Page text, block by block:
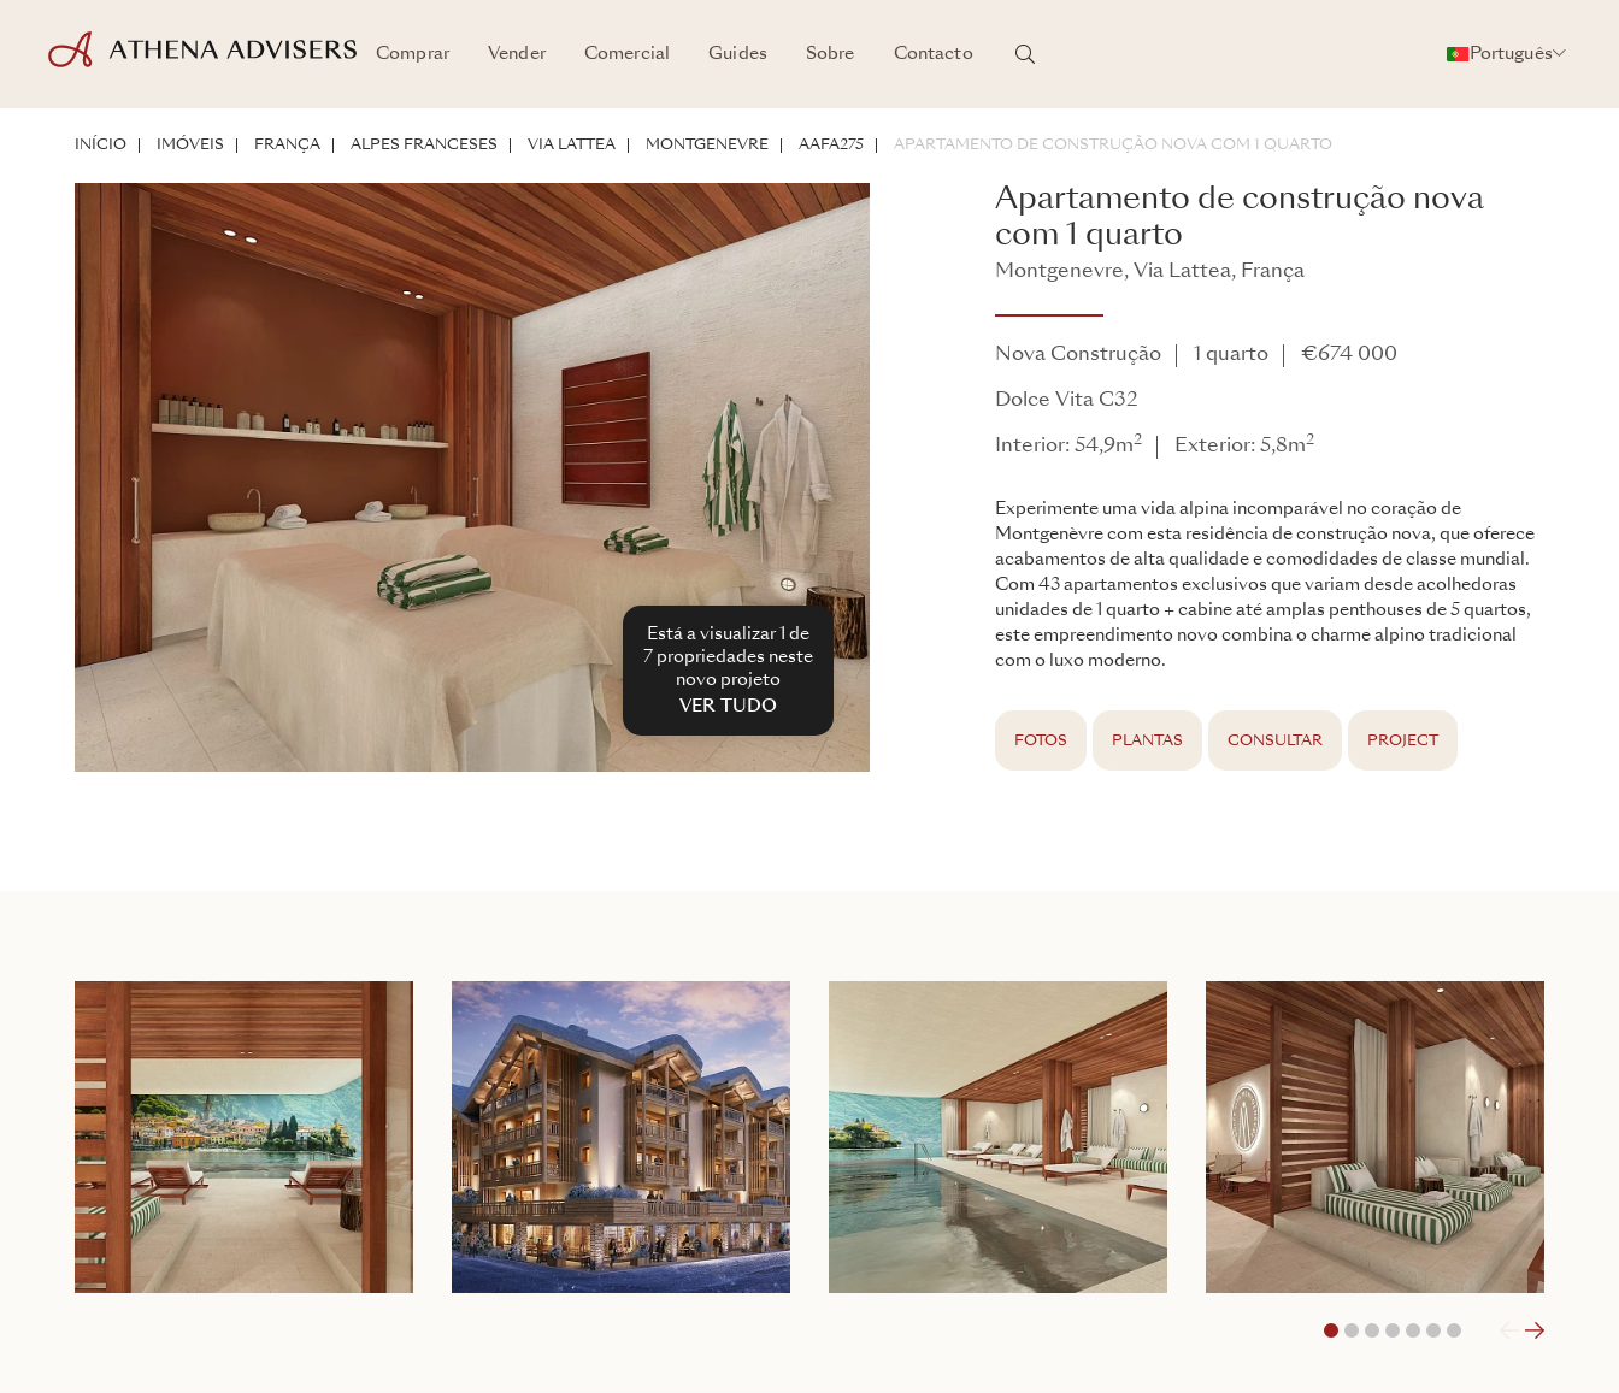
Comprar Vender Comercial Guides Sobre Contacto Português
INÍCIO IMÓVEIS FRANÇA ALPES FRANCESES VIA LATTEA MONTGENEVRE AAFA275 APARTAMENTO DE CONSTRUÇÃO NOVA COM 1 QUARTO
Está a visualizar 1 de
7 propriedades neste
novo projeto
VER TUDO
Apartamento de construção nova
com 1 quarto
Montgenevre, Via Lattea, França
Nova Construção 1 quarto €674 000
Dolce Vita C32
Interior: 54,9m2 Exterior: 5,8m2
Experimente uma vida alpina incomparável no coração de
Montgenèvre com esta residência de construção nova, que oferece
acabamentos de alta qualidade e comodidades de classe mundial.
Com 43 apartamentos exclusivos que variam desde acolhedoras
unidades de 1 quarto + cabine até amplas penthouses de 5 quartos,
este empreendimento novo combina o charme alpino tradicional
com o luxo moderno.
FOTOS PLANTAS CONSULTAR PROJECT
1 2 3 4 7